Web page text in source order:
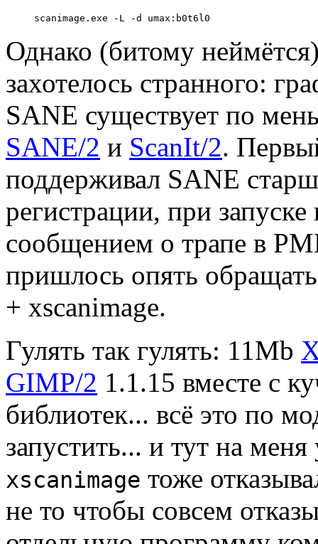
Однако (битому
захотелось странного:
SANE существует по
SANE/2 и ScanIt/2.
поддерживал SANE
регистрации, при
сообщением о трапе в
пришлось опять
+ xscanimage.
Гулять так гулять: 11Mb
GIMP/2 1.1.15 вместе с
библиотек... всё это по
запустить... и тут на
xscanimage тоже
не то чтобы совсем